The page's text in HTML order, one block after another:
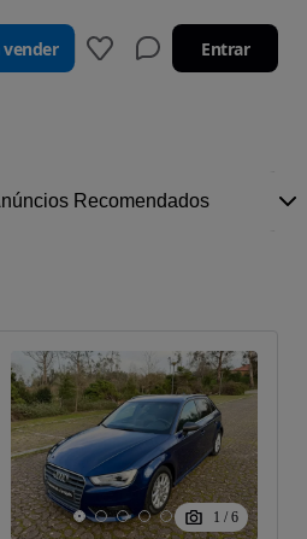
vender Entrar
1 / 6